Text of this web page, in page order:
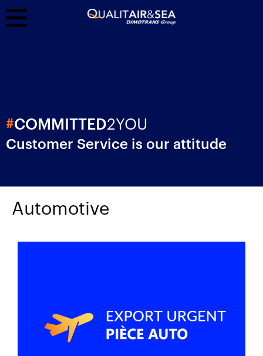
#COMMITTED2YOU
Customer Service is our attitude
Automotive